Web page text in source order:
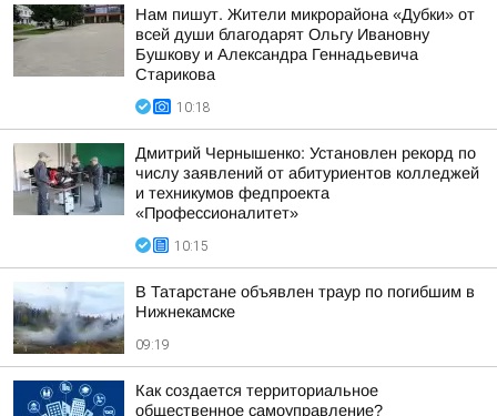
Нам пишут. Жители микрорайона «Дубки» от
всей души благодарят Ольгу Ивановну
Бушкову и Александра Геннадьевича
Старикова
10:18
Дмитрий Чернышенко: Установлен рекорд по
числу заявлений от абитуриентов колледжей
и техникумов федпроекта
«Профессионалитет»
10:15
В Татарстане объявлен траур по погибшим в
Нижнекамске
09:19
Как создается территориальное
общественное самоуправление?